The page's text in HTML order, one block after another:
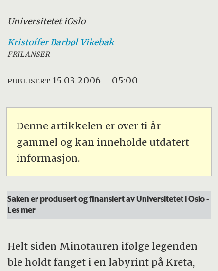
Universitetet iOslo
Kristoffer Barbøl Vikebak
FRILANSER
PUBLISERT 15.03.2006 - 05:00
Denne artikkelen er over ti år
gammel og kan inneholde utdatert
informasjon.
Saken er produsert og finansiert av Universitetet i Oslo-
Les mer
Helt siden Minotauren ifølge legenden
ble holdt fanget i en labyrint på Kreta,